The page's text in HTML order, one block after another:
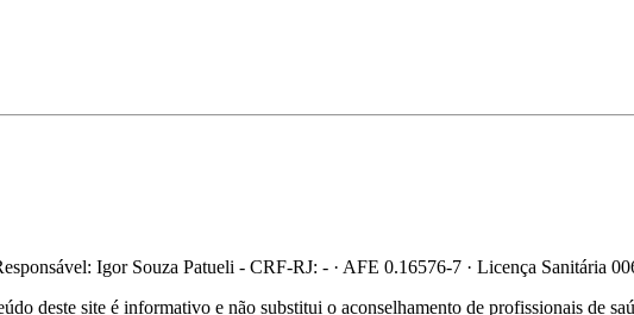
Igor Souza Patueli - CRF-RJ: - · AFE 0.16576-7 · Licença Sanitária
deste site é informativo e não substitui o aconselhamento de profissionais de